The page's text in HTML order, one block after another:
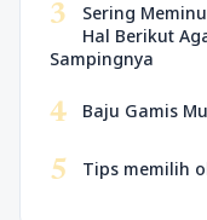
3
Sering
Hal Berikut
Sampingnya
4 Baju Gamis
5 Tips memilih